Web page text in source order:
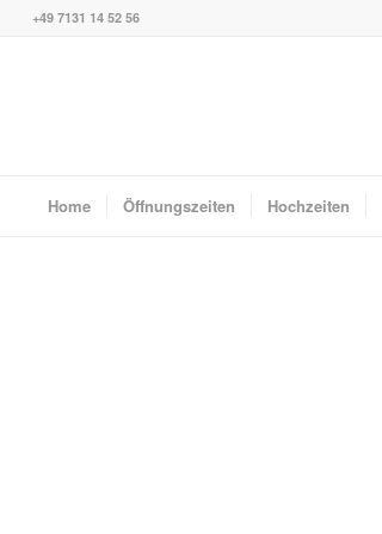
+49 7131 14 52 56
Home Öffnungszeiten Hochzeiten